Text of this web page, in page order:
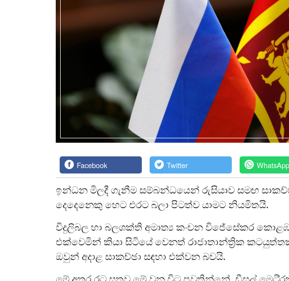
Facebook Twitter WhatsApp
ඉන්ධන මිලදී ගැනීම සම්බන්ධයෙන් රුසියාව සමඟ
දෙදෙනෙකු හෙට එරට බලා පිටත්ව යාමට නියමිතයි.
විදුලිබල හා බලශක්ති අමාත්‍ය කංචන විජේසේකර කොළඹ
එක්වෙමින් කියා සිටියේ වෙනත් රාජාතාන්ත්‍රික
ඔවුන් අදාළ සාකච්ඡා සඳහා එක්වන බවයි.